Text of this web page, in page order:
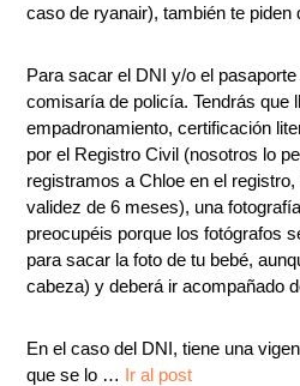
caso de ryanair), también te piden
Para sacar el DNI y/o el
comisaría de policía. Tendrás que
empadronamiento, certificación
por el Registro Civil (nosotros lo
registramos a Chloe en el
validez de 6 meses), una
preocupéis porque los fotógrafos
para sacar la foto de tu bebé,
cabeza) y deberá ir acompañado
En el caso del DNI, tiene una
que se lo … Ir al post